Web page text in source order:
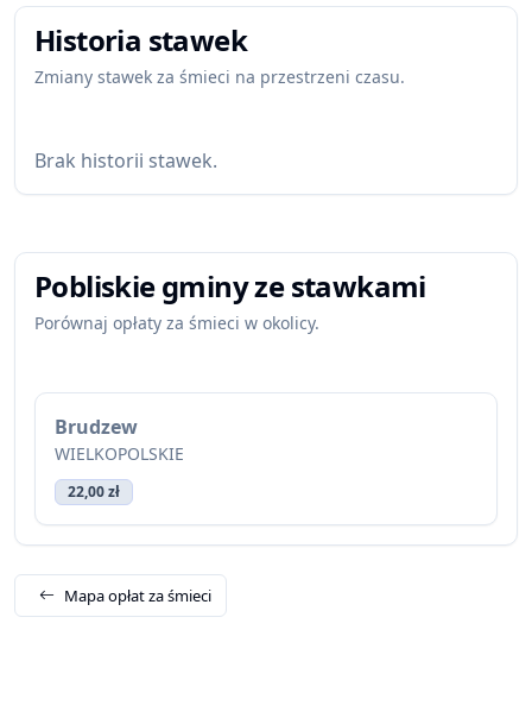
Historia stawek
Zmiany stawek za śmieci na przestrzeni czasu.
Brak historii stawek.
Pobliskie gminy ze stawkami
Porównaj opłaty za śmieci w okolicy.
Brudzew
WIELKOPOLSKIE
22,00 zł
Mapa opłat za śmieci